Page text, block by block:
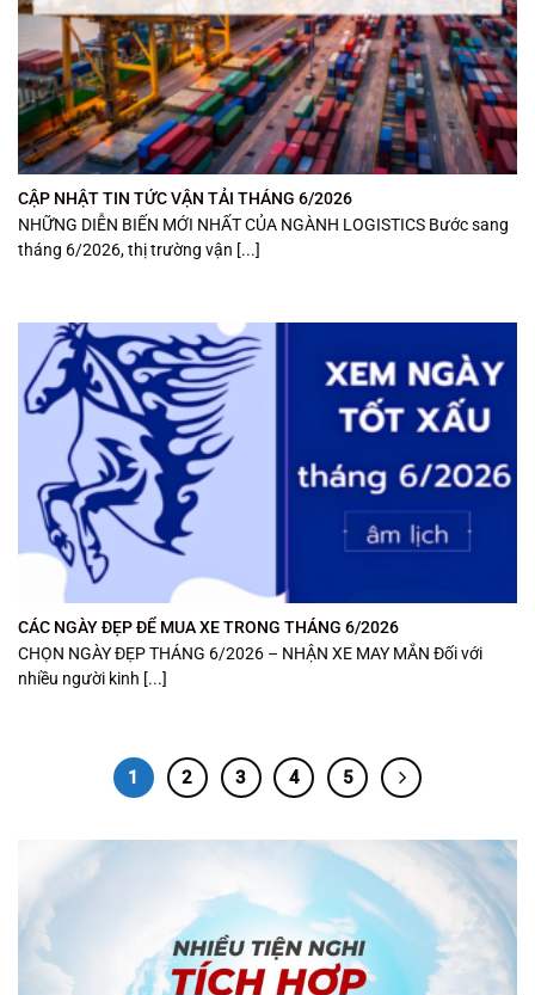
CẬP NHẬT TIN TỨC VẬN TẢI THÁNG 6/2026
NHỮNG DIỄN BIẾN MỚI NHẤT CỦA NGÀNH LOGISTICS Bước sang
tháng 6/2026, thị trường vận [...]
CÁC NGÀY ĐẸP ĐỂ MUA XE TRONG THÁNG 6/2026
CHỌN NGÀY ĐẸP THÁNG 6/2026 – NHẬN XE MAY MẮN Đối với
nhiều người kinh [...]
1 2 3 4 5